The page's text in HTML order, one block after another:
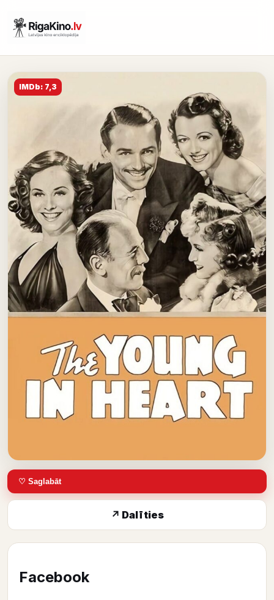
IMDb: 7,3
♡ Saglabāt
↗ Dalīties
Facebook